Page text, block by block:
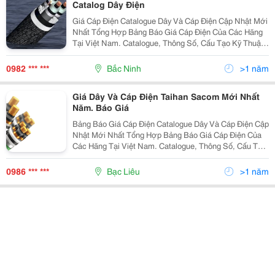
Catalog Dây Điện
Giá Cáp Điện Catalogue Dây Và Cáp Điện Cập Nhật Mới
Nhất Tổng Hợp Bảng Báo Giá Cáp Điện Của Các Hãng
Tại Việt Nam. Catalogue, Thông Số, Cấu Tạo Kỹ Thuật,
Dòng Điện Định Mức... Xem Tiếp Website Cung Cấp Uy
Tín &Amp; Chuyên Nghiệp: Vpec.vn
0982 *** *** Bắc Ninh >1 năm
Giá Dây Và Cáp Điện Taihan Sacom Mới Nhất
Năm. Báo Giá
Bảng Báo Giá Cáp Điện Catalogue Dây Và Cáp Điện Cập
Nhật Mới Nhất Tổng Hợp Bảng Báo Giá Cáp Điện Của
Các Hãng Tại Việt Nam. Catalogue, Thông Số, Cấu Tạo
Kỹ Thuật, Dòng Điện Định Mức... Xem Tiếp Website
Cung Cấp Uy Tín &Amp; Chuyên Nghiệp:
0986 *** *** Bạc Liêu >1 năm